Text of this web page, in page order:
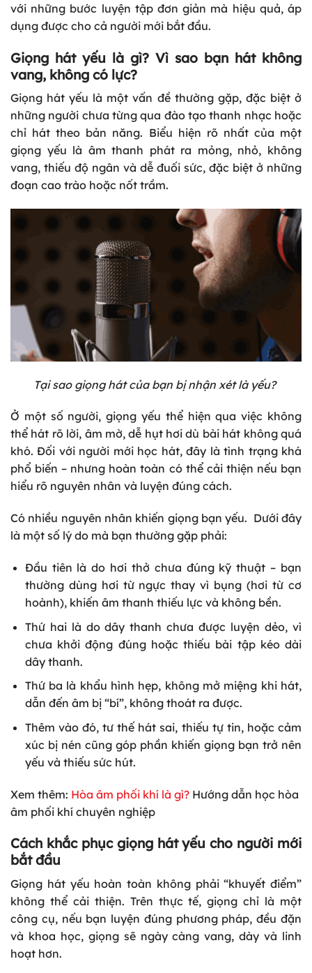
với những bước luyện tập đơn giản mà hiệu quả, áp
dụng được cho cả người mới bắt đầu.
Giọng hát yếu là gì? Vì sao bạn hát không
vang, không có lực?
Giọng hát yếu là một vấn đề thường gặp, đặc biệt ở
những người chưa từng qua đào tạo thanh nhạc hoặc
chỉ hát theo bản năng. Biểu hiện rõ nhất của một
giọng yếu là âm thanh phát ra mỏng, nhỏ, không
vang, thiếu độ ngân và dễ đuối sức, đặc biệt ở những
đoạn cao trào hoặc nốt trầm.
Tại sao giọng hát của bạn bị nhận xét là yếu?
Ở một số người, giọng yếu thể hiện qua việc không
thể hát rõ lời, âm mờ, dễ hụt hơi dù bài hát không quá
khó. Đối với người mới học hát, đây là tình trạng khá
phổ biến – nhưng hoàn toàn có thể cải thiện nếu bạn
hiểu rõ nguyên nhân và luyện đúng cách.
Có nhiều nguyên nhân khiến giọng bạn yếu. Dưới đây
là một số lý do mà bạn thường gặp phải:
Đầu tiên là do hơi thở chưa đúng kỹ thuật – bạn
thường dùng hơi từ ngực thay vì bụng (hơi từ cơ
hoành), khiến âm thanh thiếu lực và không bền.
Thứ hai là do dây thanh chưa được luyện dẻo, vì
chưa khởi động đúng hoặc thiếu bài tập kéo dài
dây thanh.
Thứ ba là khẩu hình hẹp, không mở miệng khi hát,
dẫn đến âm bị “bí”, không thoát ra được.
Thêm vào đó, tư thế hát sai, thiếu tự tin, hoặc cảm
xúc bị nén cũng góp phần khiến giọng bạn trở nên
yếu và thiếu sức hút.
Xem thêm: Hòa âm phối khí là gì? Hướng dẫn học hòa
âm phối khí chuyên nghiệp
Cách khắc phục giọng hát yếu cho người mới
bắt đầu
Giọng hát yếu hoàn toàn không phải “khuyết điểm”
không thể cải thiện. Trên thực tế, giọng chỉ là một
công cụ, nếu bạn luyện đúng phương pháp, đều đặn
và khoa học, giọng sẽ ngày càng vang, dày và linh
hoạt hơn.